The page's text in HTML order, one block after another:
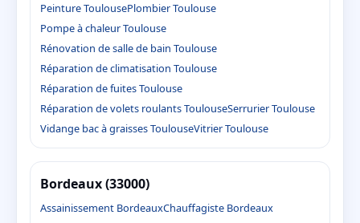
Peinture ToulousePlombier Toulouse
Pompe à chaleur Toulouse
Rénovation de salle de bain Toulouse
Réparation de climatisation Toulouse
Réparation de fuites Toulouse
Réparation de volets roulants ToulouseSerrurier Toulouse
Vidange bac à graisses ToulouseVitrier Toulouse
Bordeaux (33000)
Assainissement BordeauxChauffagiste Bordeaux